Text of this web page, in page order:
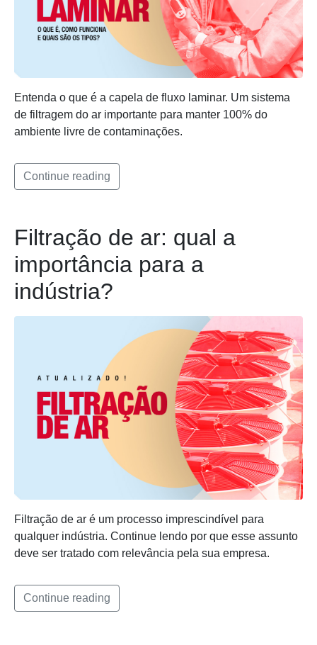
Entenda o que é a capela de fluxo laminar. Um sistema
de filtragem do ar importante para manter 100% do
ambiente livre de contaminações.
Continue reading
Filtração de ar: qual a
importância para a
indústria?
Filtração de ar é um processo imprescindível para
qualquer indústria. Continue lendo por que esse assunto
deve ser tratado com relevância pela sua empresa.
Continue reading